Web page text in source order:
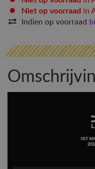
Niet op voorraad in
Indien op voorraad